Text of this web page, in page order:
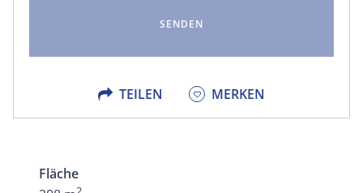
TEILEN
X
MERKEN
Fläche